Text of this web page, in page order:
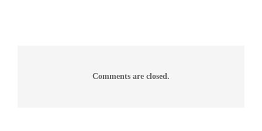
Comments are closed.